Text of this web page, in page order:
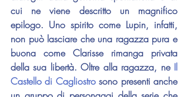
cui ne viene descritto un magnifico
epilogo. Uno spirito come Lupin, infatti,
non può lasciare che una ragazza pura e
buona come Clarisse rimanga privata
della sua libertà. Oltre alla ragazza, ne Il
Castello di Cagliostro sono presenti anche